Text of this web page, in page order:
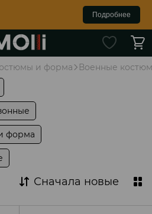
Подробнее
и форма
Военные
форма
Сначала новые